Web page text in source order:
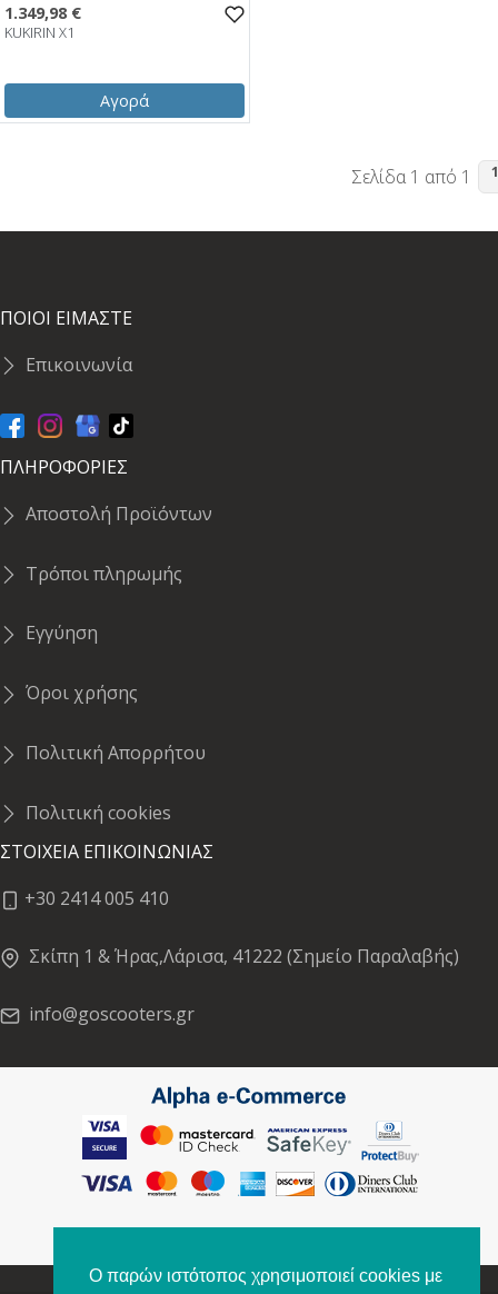
Ο παρών ιστότοπος χρησιμοποιεί cookies με
1.349,98 €
KUKIRIN X1
Αγορά
1.349,98 €
Σελίδα 1 από 1 1
ΠΟΙΟΙ ΕΙΜΑΣΤΕ
Επικοινωνία
ΠΛΗΡΟΦΟΡΙΕΣ
Αποστολή Προϊόντων
Τρόποι πληρωμής
Εγγύηση
Όροι χρήσης
Πολιτική Απορρήτου
Πολιτική cookies
ΣΤΟΙΧΕΙΑ ΕΠΙΚΟΙΝΩΝΙΑΣ
+30 2414 005 410
Σκίπη 1 & Ήρας,Λάρισα, 41222 (Σημείο Παραλαβής)
info@goscooters.gr